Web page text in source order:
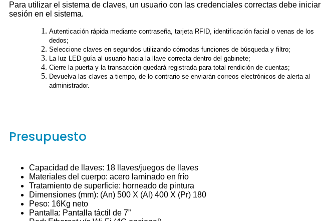
Para utilizar el sistema de claves, un usuario con las credenciales correctas debe iniciar
sesión en el sistema.
Autenticación rápida mediante contraseña, tarjeta RFID, identificación facial o venas de los
dedos;
Seleccione claves en segundos utilizando cómodas funciones de búsqueda y filtro;
La luz LED guía al usuario hacia la llave correcta dentro del gabinete;
Cierre la puerta y la transacción quedará registrada para total rendición de cuentas;
Devuelva las claves a tiempo, de lo contrario se enviarán correos electrónicos de alerta al
administrador.
Presupuesto
Capacidad de llaves: 18 llaves/juegos de llaves
Materiales del cuerpo: acero laminado en frío
Tratamiento de superficie: horneado de pintura
Dimensiones (mm): (An) 500 X (Al) 400 X (Pr) 180
Peso: 16Kg neto
Pantalla: Pantalla táctil de 7”